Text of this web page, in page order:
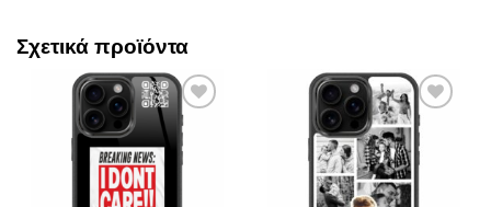
Σχετικά προϊόντα
Add to
Wishlist
Add to
Wishlist